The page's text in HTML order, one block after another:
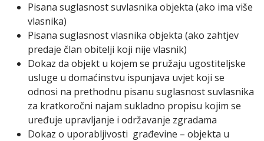
Pisana suglasnost suvlasnika objekta (ako ima više
vlasnika)
Pisana suglasnost vlasnika objekta (ako zahtjev
predaje član obitelji koji nije vlasnik)
Dokaz da objekt u kojem se pružaju ugostiteljske
usluge u domaćinstvu ispunjava uvjet koji se
odnosi na prethodnu pisanu suglasnost suvlasnika
za kratkoročni najam sukladno propisu kojim se
uređuje upravljanje i održavanje zgradama
Dokaz o uporabljivosti građevine – objekta u